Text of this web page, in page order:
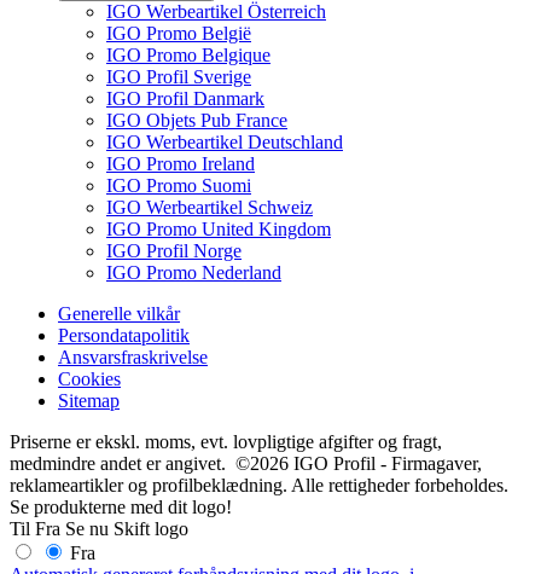
IGO Werbeartikel Österreich
IGO Promo België
IGO Promo Belgique
IGO Profil Sverige
IGO Profil Danmark
IGO Objets Pub France
IGO Werbeartikel Deutschland
IGO Promo Ireland
IGO Promo Suomi
IGO Werbeartikel Schweiz
IGO Promo United Kingdom
IGO Profil Norge
IGO Promo Nederland
Generelle vilkår
Persondatapolitik
Ansvarsfraskrivelse
Cookies
Sitemap
Priserne er ekskl. moms, evt. lovpligtige afgifter og fragt,
medmindre andet er angivet. ©2026 IGO Profil - Firmagaver,
reklameartikler og profilbeklædning. Alle rettigheder forbeholdes.
Se produkterne med dit logo!
Til Fra Se nu Skift logo
Fra